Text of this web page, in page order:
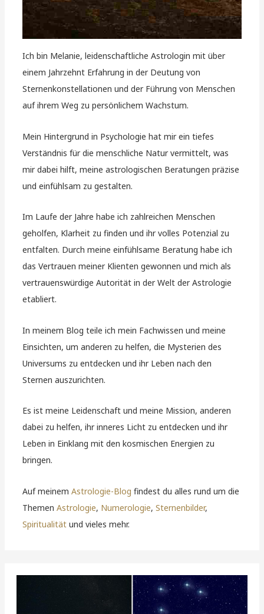
Ich bin Melanie, leidenschaftliche Astrologin mit über
einem Jahrzehnt Erfahrung in der Deutung von
Sternenkonstellationen und der Führung von Menschen
auf ihrem Weg zu persönlichem Wachstum.
Mein Hintergrund in Psychologie hat mir ein tiefes
Verständnis für die menschliche Natur vermittelt, was
mir dabei hilft, meine astrologischen Beratungen präzise
und einfühlsam zu gestalten.
Im Laufe der Jahre habe ich zahlreichen Menschen
geholfen, Klarheit zu finden und ihr volles Potenzial zu
entfalten. Durch meine einfühlsame Beratung habe ich
das Vertrauen meiner Klienten gewonnen und mich als
vertrauenswürdige Autorität in der Welt der Astrologie
etabliert.
In meinem Blog teile ich mein Fachwissen und meine
Einsichten, um anderen zu helfen, die Mysterien des
Universums zu entdecken und ihr Leben nach den
Sternen auszurichten.
Es ist meine Leidenschaft und meine Mission, anderen
dabei zu helfen, ihr inneres Licht zu entdecken und ihr
Leben in Einklang mit den kosmischen Energien zu
bringen.
Auf meinemAstrologie-Blog findest du alles rund um die
ThemenAstrologie, Numerologie,Sternenbilder,
Spiritualität und vieles mehr.